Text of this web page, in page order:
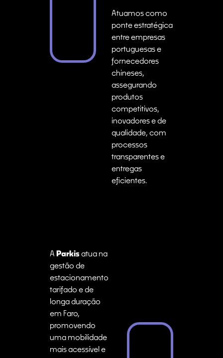
Atuamos como
ponte estratégica
entre empresas
portuguesas e
fornecedores
chineses,
assegurando
produtos
competitivos,
inovadores e de
qualidade, com
processos
transparentes e
entregas
eficientes.
A Parkisatua na
gestão de
estacionamento
tarifado e de
longa duração
em Faro,
promovendo
uma mobilidade
mais acessível e